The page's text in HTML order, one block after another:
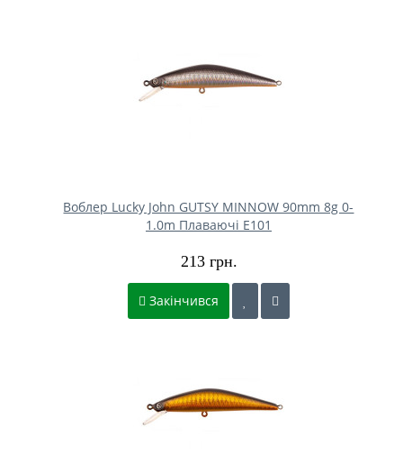
Воблер Lucky John GUTSY MINNOW 90mm 8g 0-
1.0m Плаваючі E101
213 грн.
Закінчився